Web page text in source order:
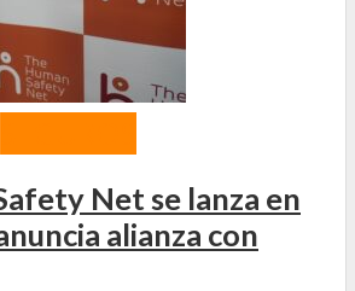
Net se lanza en
alianza con